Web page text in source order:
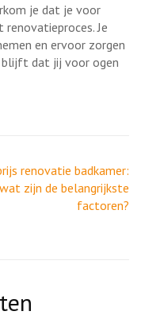
je dat je voor
Je
en ervoor zorgen
dat jij voor ogen
renovatie badkamer:
wat zijn de belangrijkste
factoren?